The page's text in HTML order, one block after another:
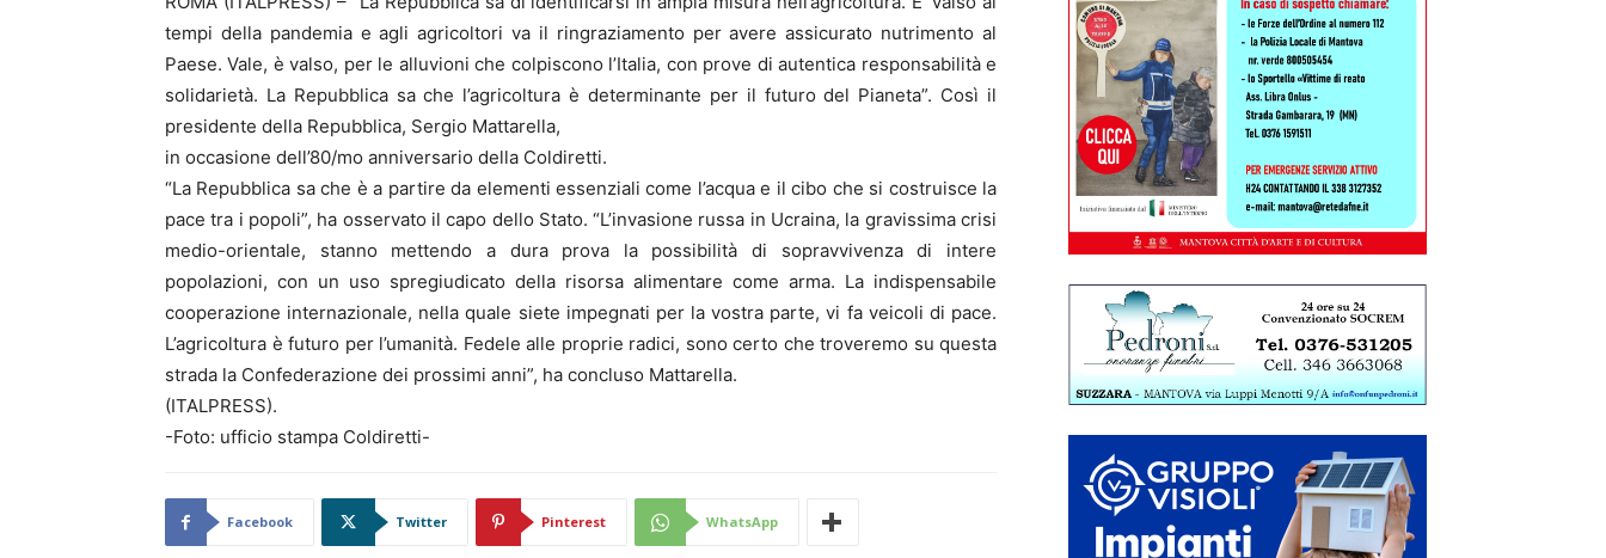
tempi della pandemia e agli agricoltori va il ringraziamento per avere assicurato nutrimento al
Paese. Vale, è valso, per le alluvioni che colpiscono l’Italia, con prove di autentica responsabilità e
solidarietà. La Repubblica sa che l’agricoltura è determinante per il futuro del Pianeta”. Così il
presidente della Repubblica, Sergio Mattarella,
in occasione dell’80/mo anniversario della Coldiretti.
“La Repubblica sa che è a partire da elementi essenziali come l’acqua e il cibo che si costruisce la
pace tra i popoli”, ha osservato il capo dello Stato. “L’invasione russa in Ucraina, la gravissima crisi
medio-orientale, stanno mettendo a dura prova la possibilità di sopravvivenza di intere
popolazioni, con un uso spregiudicato della risorsa alimentare come arma. La indispensabile
cooperazione internazionale, nella quale siete impegnati per la vostra parte, vi fa veicoli di pace.
L’agricoltura è futuro per l’umanità. Fedele alle proprie radici, sono certo che troveremo su questa
strada la Confederazione dei prossimi anni”, ha concluso Mattarella.
(ITALPRESS).
-Foto: ufficio stampa Coldiretti-
Facebook Twitter Pinterest WhatsApp